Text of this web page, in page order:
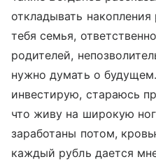
откладывать
тебя семья,
родителей,
нужно думать о
инвестирую, стараюсь
что живу на широкую
заработаны потом,
каждый рубль дается